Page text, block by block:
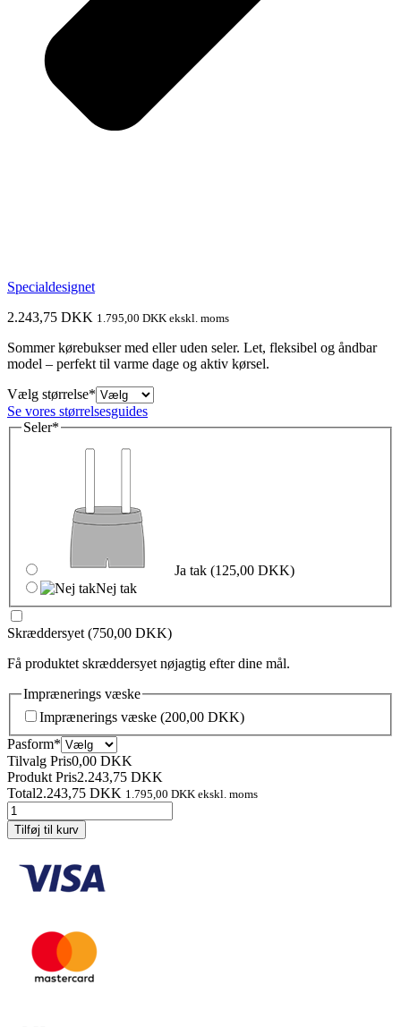
Specialdesignet
2.243,75 DKK 1.795,00 DKK ekskl. moms
Sommer kørebukser med eller uden seler. Let, fleksibel og åndbar
model – perfekt til varme dage og aktiv kørsel.
Vælg størrelse* (required)
Se vores størrelsesguides
Seler*(required)
Ja tak (125,00 DKK)
Nej tak
Skræddersyet (750,00 DKK)
Få produktet skræddersyet nøjagtig efter dine mål.
Imprænerings væske
Imprænerings væske (200,00 DKK)
Pasform* (required)
Tilvalg Pris0,00 DKK
Produkt Pris2.243,75 DKK
Total2.243,75 DKK 1.795,00 DKK ekskl. moms
Sommer
kørebukser
kvinde
Tilføj til kurv